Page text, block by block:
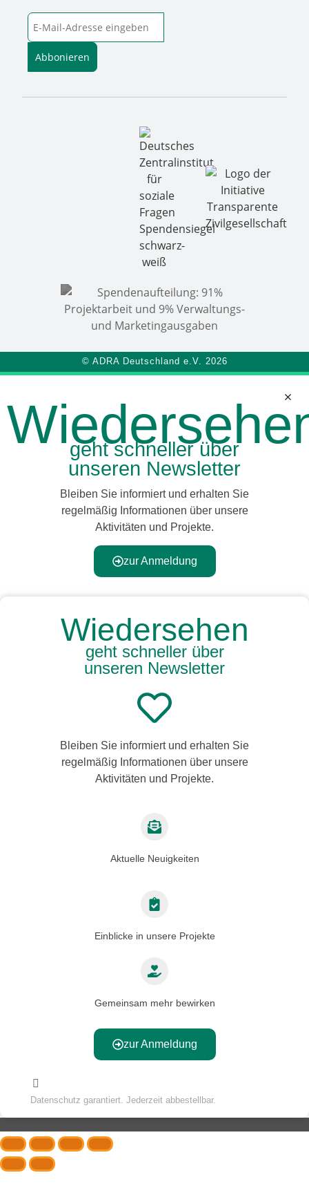
Abbonieren
© ADRA Deutschland e.V. 2026
geht schneller über
unseren Newsletter
Bleiben Sie informiert und erhalten Sie
regelmäßig Informationen über unsere
Aktivitäten und Projekte.
zur Anmeldung
Wiedersehen
geht schneller über
unseren Newsletter
Bleiben Sie informiert und erhalten Sie
regelmäßig Informationen über unsere
Aktivitäten und Projekte.
Aktuelle Neuigkeiten
Einblicke in unsere Projekte
Gemeinsam mehr bewirken
zur Anmeldung
Datenschutz garantiert. Jederzeit abbestellbar.